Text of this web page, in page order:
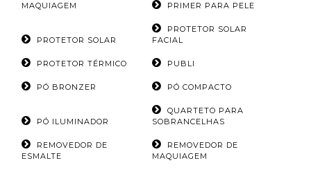
MAQUIAGEM
PRIMER PARA PELE
PROTETOR SOLAR
PROTETOR SOLAR
FACIAL
PROTETOR TÉRMICO PUBLI
PÓ BRONZER PÓ COMPACTO
PÓ ILUMINADOR
QUARTETO PARA
SOBRANCELHAS
REMOVEDOR DE
ESMALTE
REMOVEDOR DE
MAQUIAGEM